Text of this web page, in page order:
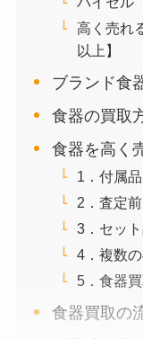
高く売れ
以上】
ブランド食
食器の買取
食器を高く
1．付属
2．査定
3．セッ
4．複数
5．食器
食器買取の